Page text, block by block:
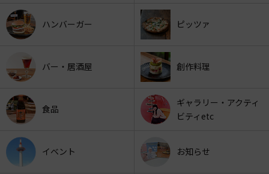
ハンバーガー ピッツァ
バー・居酒屋 創作料理
食品
ギャラリー・アクティ
ビティetc
イベント お知らせ